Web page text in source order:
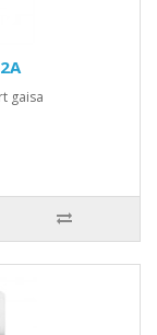
gaisa